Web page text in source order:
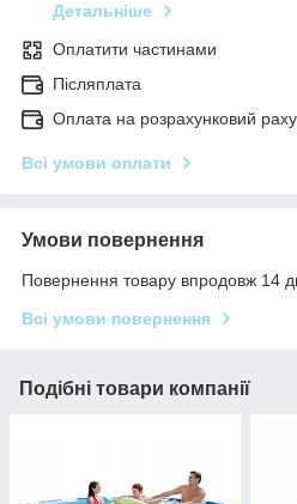
Детальніше
Оплатити частинами
Післяплата
Оплата на розрахунковий
Всі умови оплати
Умови повернення
Повернення товару впродовж 14
Всі умови повернення
Подібні товари компанії